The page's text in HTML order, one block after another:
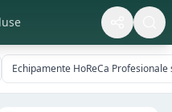
Echipamente HoReCa